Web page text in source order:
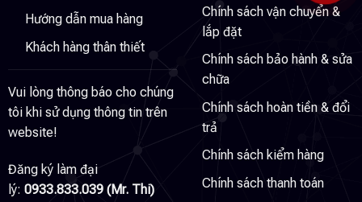
Hướng dẫn mua hàng
Khách hàng thân thiết
Vui lòng thông báo cho chúng
tôi khi sử dụng thông tin trên
website!
Đăng ký làm đại
lý: 0933.833.039 (Mr. Thi)
Chính sách vận chuyển &
lắp đặt
Chính sách bảo hành & sửa
chữa
Chính sách hoàn tiền & đổi
trả
Chính sách kiểm hàng
Chính sách thanh toán